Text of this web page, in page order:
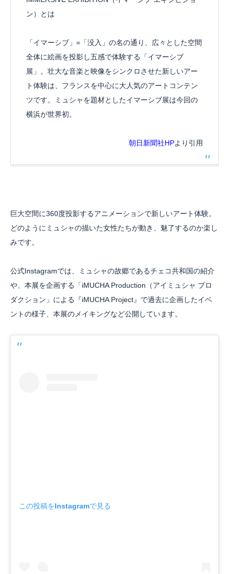
ン）とは
「イマーシブ」=「没入」の名の通り、広々とした空間
全体に絵画を投影し五感で体験する「イマーシブ
展」。壮大な音楽と映像をシンクロさせた新しいアー
ト体験は、フランスを中心に大人気のアートコンテン
ツです。ミュシャを題材としたイマーシブ展は今回の
横浜が世界初。
朝日新聞社HPより引用
巨大空間に360度投影するアニメーションで新しいアート体験。
どのようにミュシャの描いた女性たちが動き、魅了するのか楽し
みです。
公式Instagramでは、ミュシャの故郷であるチェコ共和国の紹介
や、本展を企画する「iMUCHA Production（アイミュシャ プロ
ダクション」による『iMUCHA Project』で過去に企画したイベ
ントの様子、本展のメイキングなど公開しています。
この投稿をInstagramで見る